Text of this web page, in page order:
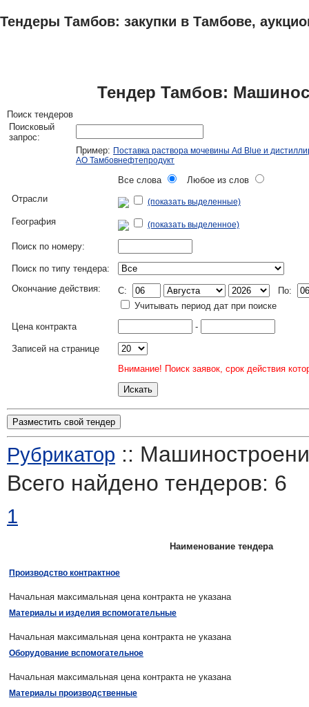
Тендеры Тамбов: закупки в Тамбове,
Тендер Тамбов:
Поиск тендеров
Поисковый
запрос:
Пример: Поставка раствора мочевины Ad Blue и
АО Тамбовнефтепродукт
Все слова
Любое из слов
Отрасли
(показать выделенные)
География (показать выделенное)
Поиск по номеру:
Поиск по типу тендера:
Окончание действия:
C:
По:
Учитывать период дат при поиске
Цена контракта
-
Записей на странице
Внимание! Поиск заявок, срок действия
Разместить свой тендер
Рубрикатор ::
Всего найдено тендеров: 6
1
Наименование тендера
Производство контрактное
Начальная максимальная цена контракта не указана
Материалы и изделия вспомогательные
Начальная максимальная цена контракта не указана
Оборудование вспомогательное
Начальная максимальная цена контракта не указана
Материалы производственные